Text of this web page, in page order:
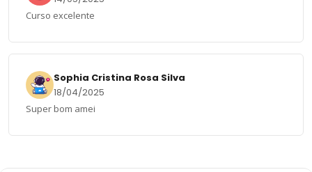
Curso excelente
Sophia Cristina Rosa Silva
18/04/2025
Super bom amei